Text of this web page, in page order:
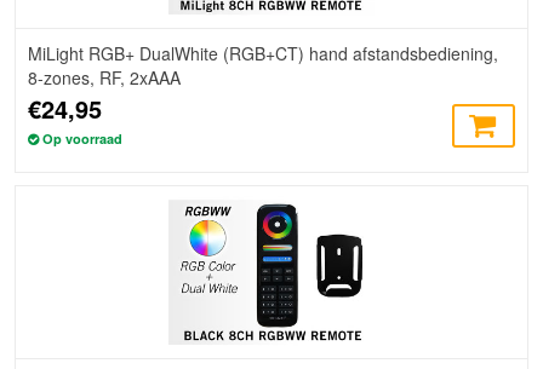
MiLight RGB+ DualWhite (RGB+CT) hand afstandsbediening,
8-zones, RF, 2xAAA
€24,95
Op voorraad